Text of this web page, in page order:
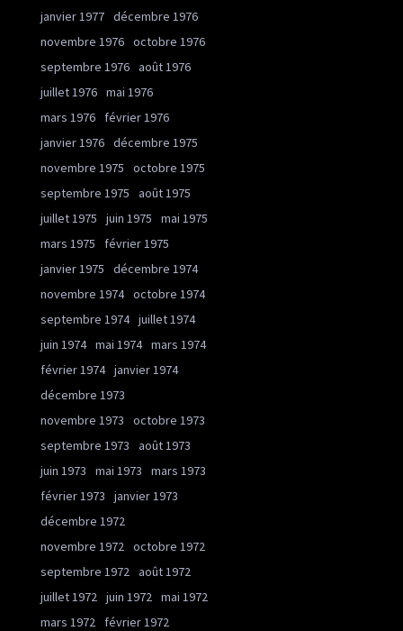
janvier 1977 décembre 1976
novembre 1976 octobre 1976
septembre 1976 août 1976
juillet 1976 mai 1976
mars 1976
février 1976
janvier 1976 décembre 1975
novembre 1975
octobre 1975
septembre 1975
août 1975
juillet 1975
juin 1975
mai 1975
mars 1975
février 1975
janvier 1975
décembre 1974
novembre 1974 octobre 1974
septembre 1974 juillet 1974
juin 1974 mai 1974 mars 1974
février 1974 janvier 1974
décembre 1973
novembre 1973
octobre 1973
septembre 1973
août 1973
juin 1973
mai 1973
mars 1973
février 1973
janvier 1973
décembre 1972
novembre 1972 octobre 1972
septembre 1972 août 1972
juillet 1972 juin 1972 mai 1972
mars 1972
février 1972